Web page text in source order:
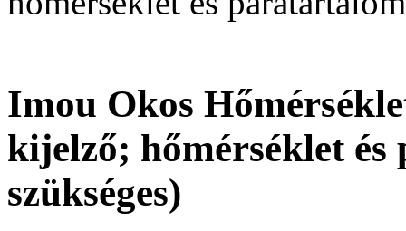
Imou Okos
kijelző; hőmérséklet
szükséges)